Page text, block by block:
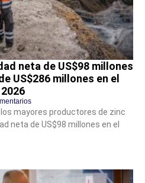
neta de US$98 millones
US$286 millones en el
los mayores productores de zinc
neta de US$98 millones en el